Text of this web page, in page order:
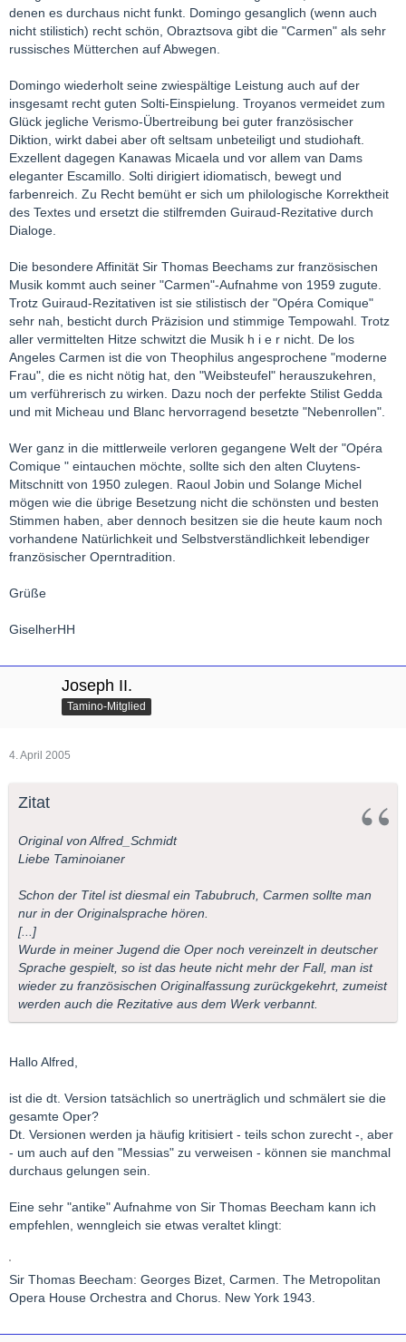
denen es durchaus nicht funkt. Domingo gesanglich (wenn auch
nicht stilistich) recht schön, Obraztsova gibt die "Carmen" als sehr
russisches Mütterchen auf Abwegen.
Domingo wiederholt seine zwiespältige Leistung auch auf der
insgesamt recht guten Solti-Einspielung. Troyanos vermeidet zum
Glück jegliche Verismo-Übertreibung bei guter französischer
Diktion, wirkt dabei aber oft seltsam unbeteiligt und studiohaft.
Exzellent dagegen Kanawas Micaela und vor allem van Dams
eleganter Escamillo. Solti dirigiert idiomatisch, bewegt und
farbenreich. Zu Recht bemüht er sich um philologische Korrektheit
des Textes und ersetzt die stilfremden Guiraud-Rezitative durch
Dialoge.
Die besondere Affinität Sir Thomas Beechams zur französischen
Musik kommt auch seiner "Carmen"-Aufnahme von 1959 zugute.
Trotz Guiraud-Rezitativen ist sie stilistisch der "Opéra Comique"
sehr nah, besticht durch Präzision und stimmige Tempowahl. Trotz
aller vermittelten Hitze schwitzt die Musik h i e r nicht. De los
Angeles Carmen ist die von Theophilus angesprochene "moderne
Frau", die es nicht nötig hat, den "Weibsteufel" herauszukehren,
um verführerisch zu wirken. Dazu noch der perfekte Stilist Gedda
und mit Micheau und Blanc hervorragend besetzte "Nebenrollen".
Wer ganz in die mittlerweile verloren gegangene Welt der "Opéra
Comique " eintauchen möchte, sollte sich den alten Cluytens-
Mitschnitt von 1950 zulegen. Raoul Jobin und Solange Michel
mögen wie die übrige Besetzung nicht die schönsten und besten
Stimmen haben, aber dennoch besitzen sie die heute kaum noch
vorhandene Natürlichkeit und Selbstverständlichkeit lebendiger
französischer Operntradition.
Grüße
GiselherHH
Joseph II.
Tamino-Mitglied
4. April 2005
Zitat
Original von Alfred_Schmidt
Liebe Taminoianer
Schon der Titel ist diesmal ein Tabubruch, Carmen sollte man
nur in der Originalsprache hören.
[...]
Wurde in meiner Jugend die Oper noch vereinzelt in deutscher
Sprache gespielt, so ist das heute nicht mehr der Fall, man ist
wieder zu französischen Originalfassung zurückgekehrt, zumeist
werden auch die Rezitative aus dem Werk verbannt.
Hallo Alfred,
ist die dt. Version tatsächlich so unerträglich und schmälert sie die
gesamte Oper?
Dt. Versionen werden ja häufig kritisiert - teils schon zurecht -, aber
- um auch auf den "Messias" zu verweisen - können sie manchmal
durchaus gelungen sein.
Eine sehr "antike" Aufnahme von Sir Thomas Beecham kann ich
empfehlen, wenngleich sie etwas veraltet klingt:
Sir Thomas Beecham: Georges Bizet, Carmen. The Metropolitan
Opera House Orchestra and Chorus. New York 1943.